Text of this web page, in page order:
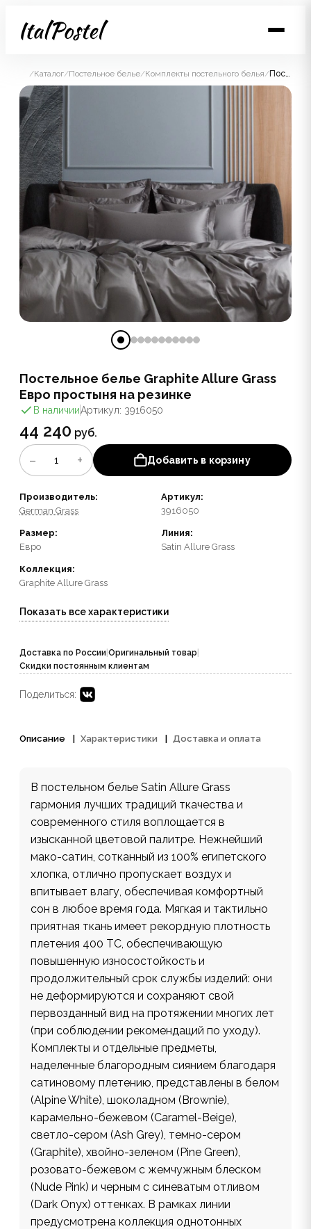
/Каталог/Постельное белье/Комплекты постельного белья/ Постельное белье Graphite Allure Grass Евро простыня на резинке
Постельное белье Graphite Allure Grass
Евро простыня на резинке
В наличииАртикул: 3916050
44 240 руб.
− 1 + Добавить в корзину
Производитель:
German Grass
Артикул:
3916050
Размер:
Евро
Линия:
Satin Allure Grass
Коллекция:
Graphite Allure Grass
Показать все характеристики
Доставка по России Оригинальный товар
Скидки постоянным клиентам
Поделиться:
Описание Характеристики Доставка и оплата
В постельном белье Satin Allure Grass
гармония лучших традиций ткачества и
современного стиля воплощается в
изысканной цветовой палитре. Нежнейший
мако-сатин, сотканный из 100% египетского
хлопка, отлично пропускает воздух и
впитывает влагу, обеспечивая комфортный
сон в любое время года. Мягкая и тактильно
приятная ткань имеет рекордную плотность
плетения 400 ТС, обеспечивающую
повышенную износостойкость и
продолжительный срок службы изделий: они
не деформируются и сохраняют свой
первозданный вид на протяжении многих лет
(при соблюдении рекомендаций по уходу).
Комплекты и отдельные предметы,
наделенные благородным сиянием благодаря
сатиновому плетению, представлены в белом
(Alpine White), шоколадном (Brownie),
карамельно-бежевом (Caramel-Beige),
светло-сером (Ash Grey), темно-сером
(Graphite), хвойно-зеленом (Pine Green),
розовато-бежевом с жемчужным блеском
(Nude Pink) и черным c синеватым отливом
(Dark Onyx) оттенках. В рамках линии
предусмотрена коллекция однотонных